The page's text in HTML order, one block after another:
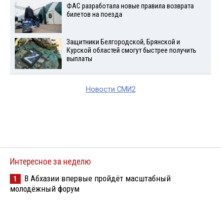
ФАС разработала новые правила возврата
билетов на поезда
Защитники Белгородской, Брянской и
Курской областей смогут быстрее получить
выплаты
Новости СМИ2
Интересное за неделю
1
В Абхазии впервые пройдёт масштабный
молодёжный форум